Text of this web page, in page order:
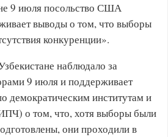
9 июля посольство США
выводы о том, что выборы
конкуренции».
наблюдало за
9 июля и поддерживает
институтам и
о том, что, хотя выборы были
они проходили в